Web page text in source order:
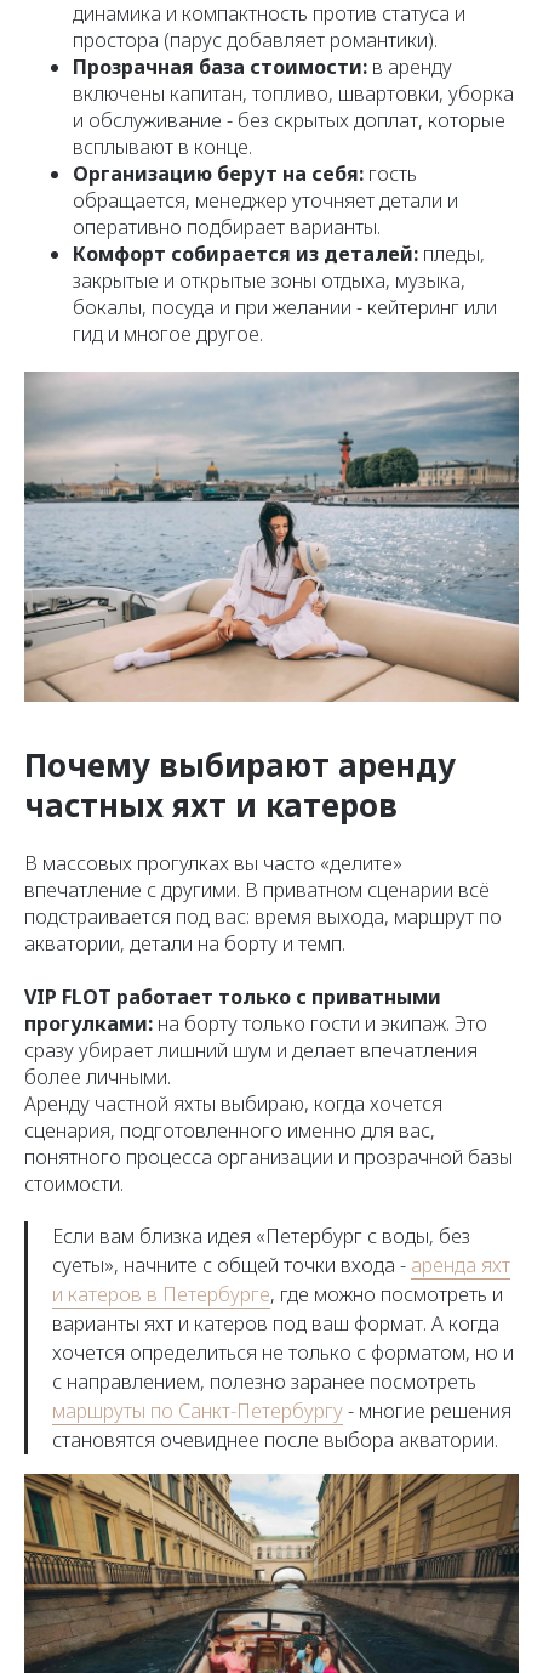
динамика и компактность против статуса и
простора (парус добавляет романтики).
Прозрачная база стоимости: в аренду
включены капитан, топливо, швартовки, уборка
и обслуживание - без скрытых доплат, которые
всплывают в конце.
Организацию берут на себя: гость
обращается, менеджер уточняет детали и
оперативно подбирает варианты.
Комфорт собирается из деталей: пледы,
закрытые и открытые зоны отдыха, музыка,
бокалы, посуда и при желании - кейтеринг или
гид и многое другое.
Почему выбирают аренду
частных яхт и катеров
В массовых прогулках вы часто «делите»
впечатление с другими. В приватном сценарии всё
подстраивается под вас: время выхода, маршрут по
акватории, детали на борту и темп.
VIP FLOT работает только с приватными
прогулками: на борту только гости и экипаж. Это
сразу убирает лишний шум и делает впечатления
более личными.
Аренду частной яхты выбираю, когда хочется
сценария, подготовленного именно для вас,
понятного процесса организации и прозрачной базы
стоимости.
Если вам близка идея «Петербург с воды, без
суеты», начните с общей точки входа - аренда яхт
и катеров в Петербурге, где можно посмотреть и
варианты яхт и катеров под ваш формат. А когда
хочется определиться не только с форматом, но и
с направлением, полезно заранее посмотреть
маршруты по Санкт-Петербургу- многие решения
становятся очевиднее после выбора акватории.